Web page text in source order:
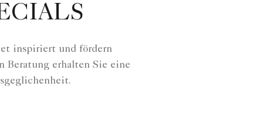
inspiriert und fördern
Beratung erhalten Sie eine